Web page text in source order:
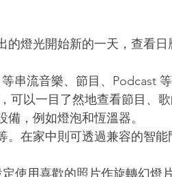
的燈光開始新的一天，查看
串流音樂、節目、Podcast
可以一目了然地查看節目、歌
，例如燈泡和恆溫器。
在家中則可透過兼容的智能
使用喜歡的照片作旋轉幻燈